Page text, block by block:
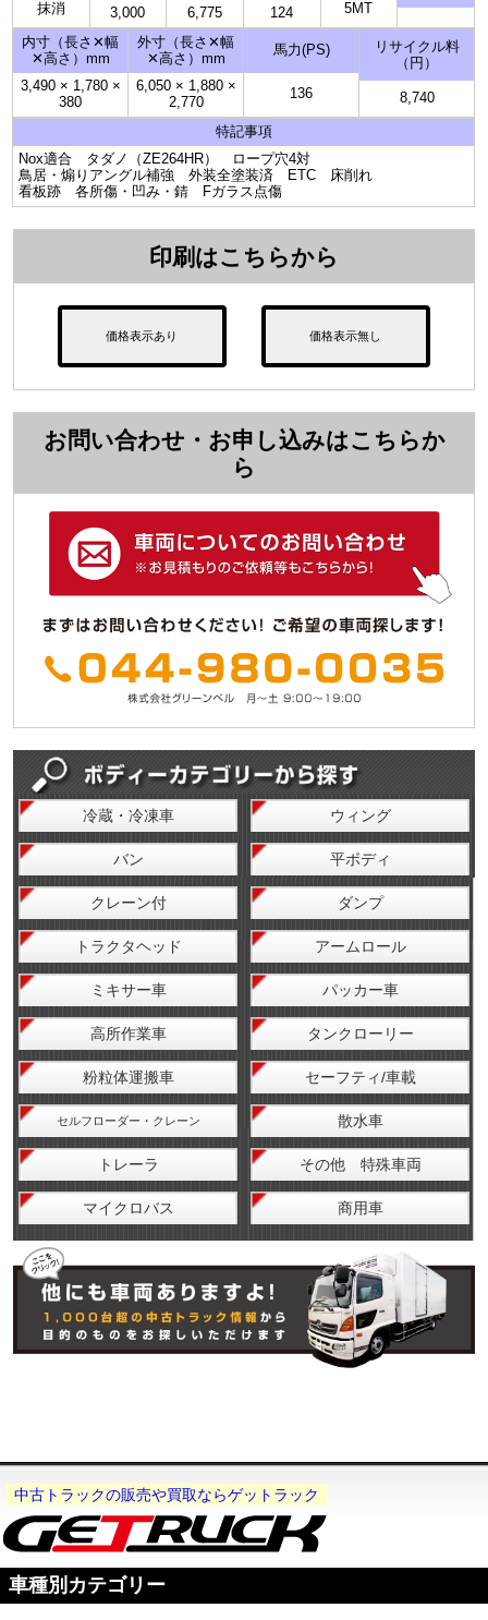
抹消
3,000
6,775
124
5MT
内寸（長さ✕幅
✕高さ）mm
3,490 × 1,780 ×
380
外寸（長さ✕幅
✕高さ）mm
6,050 × 1,880 ×
2,770
馬力(PS)
136
リサイクル料
（円）
8,740
特記事項
Nox適合 タダノ（ZE264HR） ロープ穴4対
鳥居・煽りアングル補強 外装全塗装済 ETC 床削れ
看板跡 各所傷・凹み・錆 Fガラス点傷
印刷はこちらから
価格表示あり 価格表示無し
お問い合わせ・お申し込みはこちらか
ら
冷蔵・冷凍車 ウィング
バン 平ボディ
クレーン付 ダンプ
トラクタヘッド アームロール
ミキサー車 パッカー車
高所作業車 タンクローリー
粉粒体運搬車 セーフティ/車載
セルフローダー・クレーン 散水車
トレーラ その他 特殊車両
マイクロバス 商用車
中古トラックの販売や買取ならゲットラック
車種別カテゴリー